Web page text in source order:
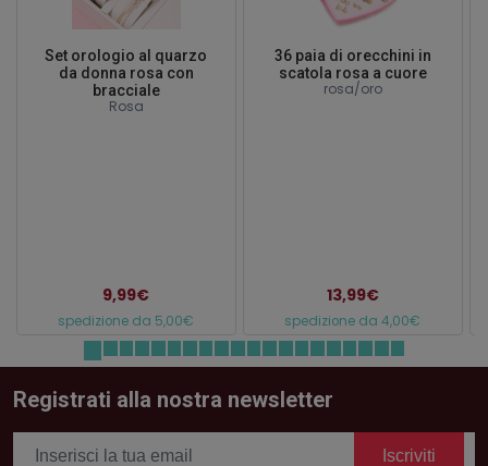
Set orologio al quarzo
da donna rosa con
bracciale
Rosa
9,99€
spedizione da 5,00€
36 paia di orecchini in
scatola rosa a cuore
rosa/oro
13,99€
spedizione da 4,00€
Registrati alla nostra newsletter
Iscriviti